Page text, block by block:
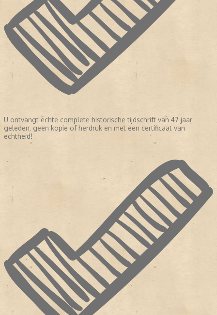
U ontvangt echte complete historische tijdschrift van 47 jaar
geleden, geen kopie of herdruk en met een certificaat van
echtheid!